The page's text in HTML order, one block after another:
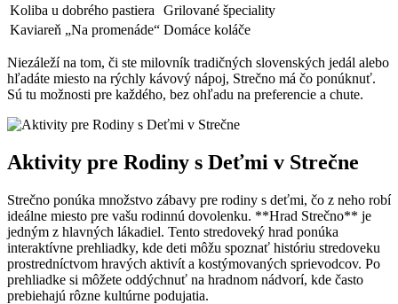
Koliba u dobrého pastiera
Grilované špeciality
Kaviareň „Na promenáde“ Domáce koláče
Niezáleží na tom, či ste milovník tradičných slovenských jedál alebo
hľadáte miesto na rýchly kávový nápoj, Strečno má čo ponúknuť.
Sú tu možnosti pre každého, bez ohľadu na preferencie a chute.
Aktivity pre Rodiny s Deťmi v Strečne
Strečno ponúka množstvo zábavy pre rodiny s deťmi, čo z neho robí
ideálne miesto pre vašu rodinnú dovolenku. **Hrad Strečno** je
jedným z hlavných lákadiel. Tento stredoveký hrad ponúka
interaktívne prehliadky, kde deti môžu spoznať históriu stredoveku
prostredníctvom hravých aktivít a kostýmovaných sprievodcov. Po
prehliadke si môžete oddýchnuť na hradnom nádvorí, kde často
prebiehajú rôzne kultúrne podujatia.